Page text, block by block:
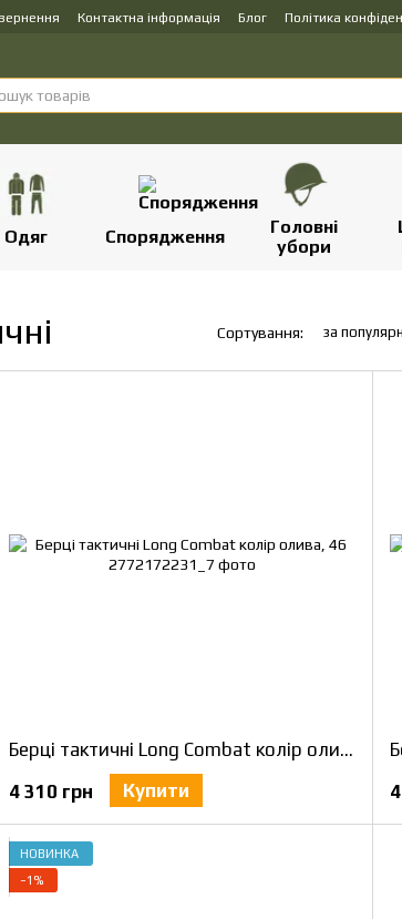
Контактна інформація Блог Політика
Одяг Спорядження
Головні
убори
Сортування: за
Берці тактичні Long Combat колір олива, 46
4 310 грн
Купити
НОВИНКА
−1%